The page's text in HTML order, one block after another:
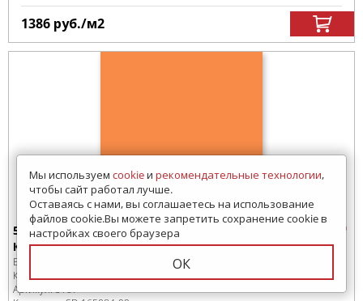
1386 руб./м2
5187 Плитка настенная Kerama Marazzi
Калейдоскоп оранжевый матовый 20*20
Бренд:
Коллекция:Калейдоскоп
Артикул:5187
Мы используем cookieи рекомендательные технологии,
чтобы сайт работал лучше.
Оставаясь с нами, вы соглашаетесь на использование
файлов cookie.Вы можете запретить сохранение cookie в
настройках своего браузера
ОК